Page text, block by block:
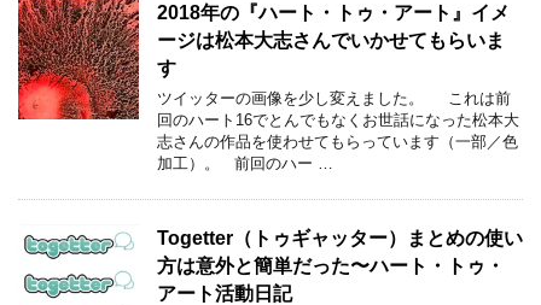
2018年の『ハート・トゥ・アート』イメ
ージは松本大志さんでいかせてもらいま
す
ツイッターの画像を少し変えました。 これは前
回のハート16でとんでもなくお世話になった松本大
志さんの作品を使わせてもらっています（一部／色
加工）。 前回のハー …
Togetter（トゥギャッター）まとめの使い
方は意外と簡単だった〜ハート・トゥ・
アート活動日記